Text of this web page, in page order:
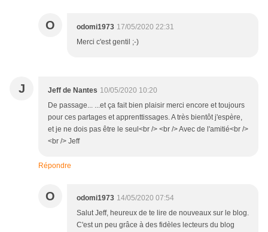
O odomi1973 17/05/2020 22:31
Merci c'est gentil ;-)
J Jeff de Nantes 10/05/2020 10:20
De passage... ...et ça fait bien plaisir merci encore et toujours
pour ces partages et apprenttissages. A très bientôt j'espère,
et je ne dois pas être le seul<br /> <br /> Avec de l'amitié<br />
<br /> Jeff
Répondre
O odomi1973 14/05/2020 07:54
Salut Jeff, heureux de te lire de nouveaux sur le blog.
C'est un peu grâce à des fidèles lecteurs du blog